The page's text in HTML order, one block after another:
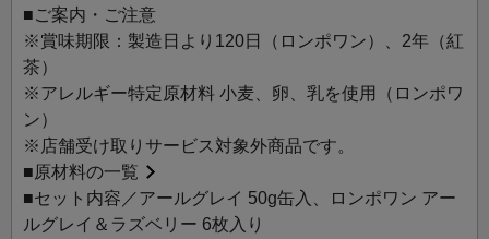
■ご案内・ご注意
※賞味期限：製造日より120日（ロンポワン）、2年（紅
茶）
※アレルギー特定原材料 小麦、卵、乳を使用（ロンポワ
ン）
※店舗受け取りサービス対象外商品です。
■原材料の一覧
■セット内容／アールグレイ 50g缶入、ロンポワン アー
ルグレイ＆ラズベリー 6枚入り